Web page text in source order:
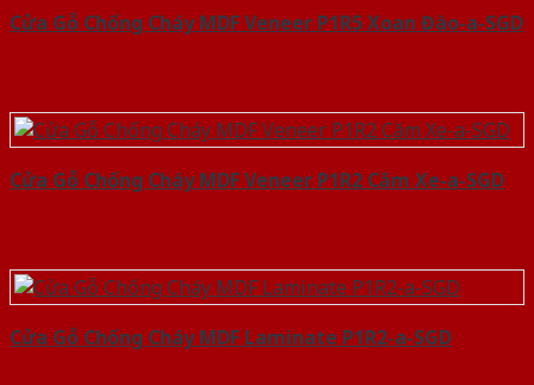
Cửa Gỗ Chống Cháy MDF Veneer P1R5 Xoan Đào-a-SGD
Cửa Gỗ Chống Cháy MDF Veneer P1R2 Căm Xe-a-SGD
Cửa Gỗ Chống Cháy MDF Laminate P1R2-a-SGD